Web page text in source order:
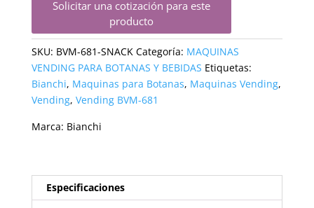
Solicitar una cotización para este
producto
SKU: BVM-681-SNACK Categoría: MAQUINAS
VENDING PARA BOTANAS Y BEBIDAS Etiquetas:
Bianchi, Maquinas para Botanas, Maquinas Vending,
Vending, Vending BVM-681
Marca: Bianchi
Especificaciones